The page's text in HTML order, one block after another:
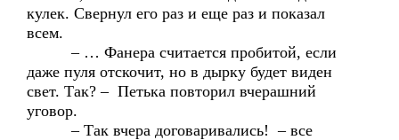
кулек. Свернул его раз и еще раз и показал
всем.
– … Фанера считается пробитой, если
даже пуля отскочит, но в дырку будет виден
свет. Так? – Петька повторил вчерашний
уговор.
– Так вчера договаривались! – все